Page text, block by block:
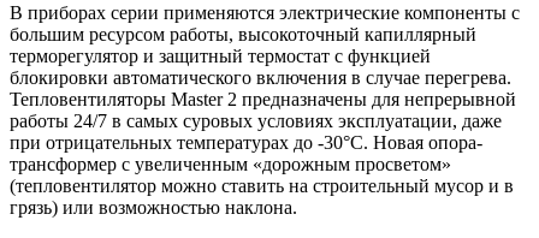
В приборах серии применяются электрические компоненты с
большим ресурсом работы, высокоточный капиллярный
терморегулятор и защитный термостат с функцией
блокировки автоматического включения в случае перегрева.
Тепловентиляторы Master 2 предназначены для непрерывной
работы 24/7 в самых суровых условиях эксплуатации, даже
при отрицательных температурах до -30°С. Новая опора-
трансформер с увеличенным «дорожным просветом»
(тепловентилятор можно ставить на строительный мусор и в
грязь) или возможностью наклона.